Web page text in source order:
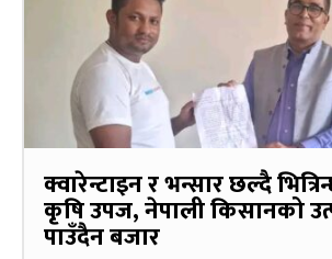
क्वारेन्टाइन र भन्सार छल्दै
कृषि उपज, नेपाली किसानको
पाउँदैन बजार